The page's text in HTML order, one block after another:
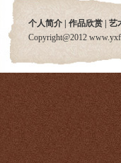
个人简介 作品欣赏 艺
Copyright@2012